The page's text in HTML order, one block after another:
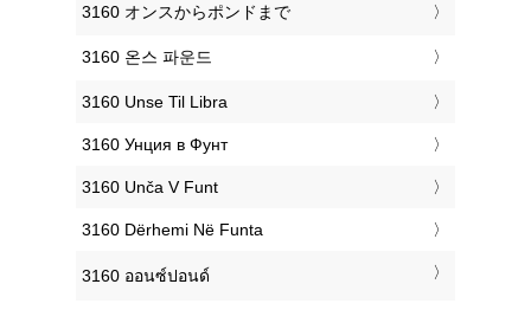
‎3160 オンスからポンドまで
‎3160 온스 파운드
‎3160 Unse Til Libra
‎3160 Унция в Фунт
‎3160 Unča V Funt
‎3160 Dërhemi Në Funta
‎3160 ออนซ์ปอนด์